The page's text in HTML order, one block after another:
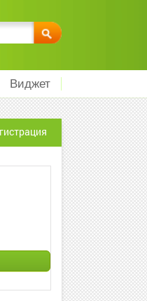
Виджет